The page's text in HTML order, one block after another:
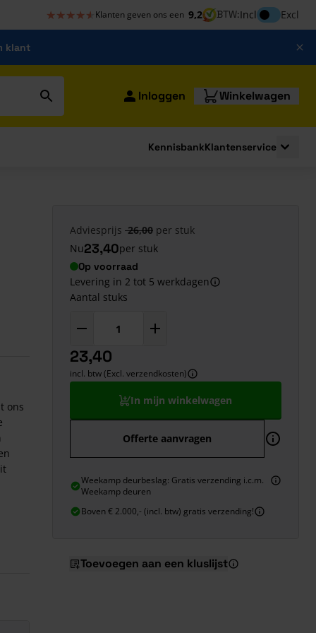
★★★★★
★★★★★ Klanten geven ons een 9,2 BTW:InclInclusief btw
Excl
klant
Inloggen Winkelwagen
KennisbankKlantenservice
ons
Adviesprijs 26,00 per stuk
Nu23,40per stuk
Op voorraad
Levering in 2 tot 5 werkdagen
Aantal stuks
23,40
incl. btw (Excl. verzendkosten)
In mijn winkelwagen
Offerte aanvragen
Weekamp deurbeslag: Gratis verzending i.c.m.
Weekamp deuren
Boven € 2.000,- (incl. btw) gratis verzending!
Toevoegen aan een kluslijst